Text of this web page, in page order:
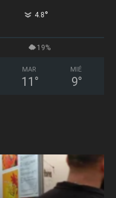
4.8°
19%
MAR
11 °
MIÉ
9°